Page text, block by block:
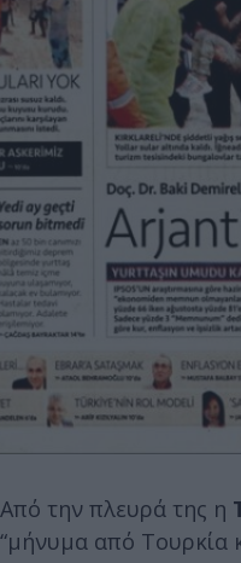
Από την πλευρά της η
“μήνυμα από Τουρκία